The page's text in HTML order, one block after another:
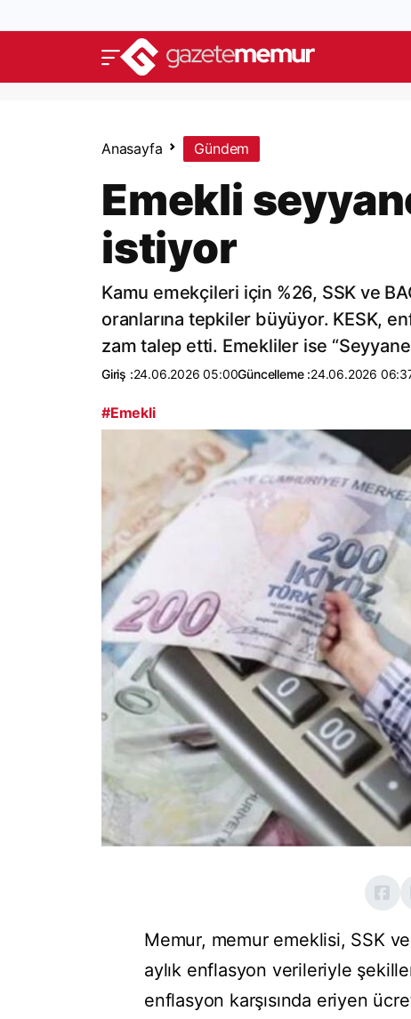
Anasayfa Gündem
Emekli
istiyor
Kamu emekçileri için %26, SSK ve
oranlarına tepkiler büyüyor. KESK,
zam talep etti. Emekliler ise
Giriş :24.06.2026 05:00Güncelleme :24.06.2026
#Emekli
Memur, memur emeklisi, SSK
aylık enflasyon verileriyle
enflasyon karşısında eriyen